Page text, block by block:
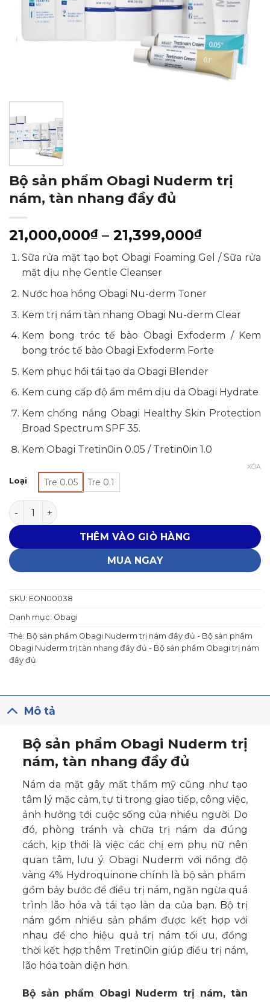
Bộ sản phẩm Obagi Nuderm trị
nám, tàn nhang đầy đủ
21,000,000₫ – 21,399,000₫Khoảng
giá:
từ
đến
Sữa rửa mặt tạo bọt Obagi Foaming Gel / Sữa rửa
mặt dịu nhẹ Gentle Cleanser
Nước hoa hồng Obagi Nu-derm Toner
Kem trị nám tàn nhang Obagi Nu-derm Clear
Kem bong tróc tế bào Obagi Exfoderm / Kem
bong tróc tế bào Obagi Exfoderm Forte
Kem phục hồi tái tạo da Obagi Blender
Kem cung cấp độ ẩm mềm dịu da Obagi Hydrate
Kem chống nắng Obagi Healthy Skin Protection
Broad Spectrum SPF 35.
Kem Obagi Tretin0in 0.05 / Tretin0in 1.0
Loại Tre 0.05 Tre 0.1
XÓA
Bộ sản phẩm Obagi Nuderm trị nám, tàn nhang đầy đủ
THÊM VÀO GIỎ HÀNG
MUA NGAY
SKU: EON00038
Danh mục: Obagi
Thẻ: Bộ sản phẩm Obagi Nuderm trị nám đầy đủ - Bộ sản phẩm
Obagi Nuderm trị tàn nhang đầy đủ - Bộ sản phẩm Obagi trị nám
đầy đủ
Mô tả
Bộ sản phẩm Obagi Nuderm trị
nám, tàn nhang đầy đủ
Nám da mặt gây mất thẩm mỹ cũng như tạo
tâm lý mặc cảm, tự ti trong giao tiếp, công việc,
ảnh hưởng tới cuộc sống của nhiều người. Do
đó, phòng tránh và chữa trị nám da đúng
cách, kịp thời là việc các chị em phụ nữ nên
quan tâm, lưu ý. Obagi Nuderm với nồng độ
vàng 4% Hydroquinone chính là bộ sản phẩm ​
gồm bảy bước để điều trị nám, ngăn ngừa quá
trình lão hóa và tái tạo làn da của bạn. Bộ trị
nám gồm nhiều sản phẩm được kết hợp với
nhau để cho hiệu quả trị nám tối ưu, đồng
thời kết hợp thêm Tretin0in giúp điều trị nám,
lão hóa toàn diện hơn.
Bộ sản phẩm Obagi Nuderm trị nám, tàn